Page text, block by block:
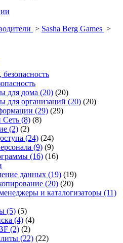
> Sasha Berg Games >
для дома (20) (20)
для организаций (20) (20)
(29) (29)
Сеть (8) (8)
(2) (2)
(24) (24)
(9) (9)
(16) (16)
данных (19) (19)
(20) (20)
и каталогизаторы (11)
(5) (5)
(4) (4)
(2) (2)
(22) (22)